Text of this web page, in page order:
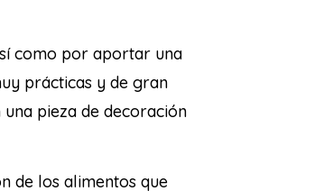
como por aportar una
prácticas y de gran
pieza de decoración
de los alimentos que